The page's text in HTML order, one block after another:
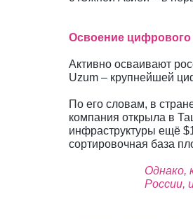
Освоение цифрового
Активно осваивают
Uzum – крупнейшей
По его словам, в
компания открыла в
инфраструктуры ещё
сортировочная база
Однако,
России,